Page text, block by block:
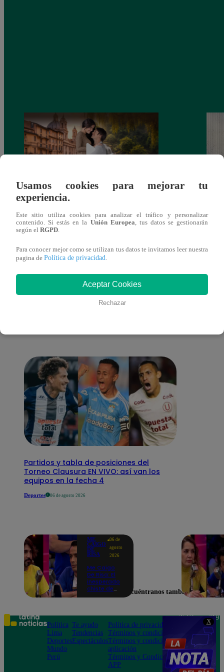
X
eres tú”: una historia de cartas y amor que
lo cambiará todo
También te puede
Partidos y tabla de posiciones del
Torneo Clausura EN VIVO: así van los
equipos en la fecha 4
Deportes 06 de agosto 2026
ME
CAIGO
DE
RISA
06 de
agosto
2026
Me Caigo
De Risa: El
inesperado
chiste de
hizo
explotar a
todo el set
Usamos cookies para mejorar tu
experiencia.
Este sitio utiliza cookies para analizar el tráfico y personalizar
contenido. Si estás en la Unión Europea , tus datos se gestionarán
según el RGPD
Para conocer mejor como se utilizan tus datos te invitamos leer nuestra
pagina de Política de privacidad
Aceptar Cookies
Rechazar
Encuéntranos también en
Política
Lima
Deportes
Mundo
Perú
Te ayudo
Tendencias
Espectáculos
Política de privacidad
Términos y condiciones
Términos y condiciones
aplicación
Términos y Condiciones
APP
Teléfono: 219
Av. San
Felipe 968
Jesús María